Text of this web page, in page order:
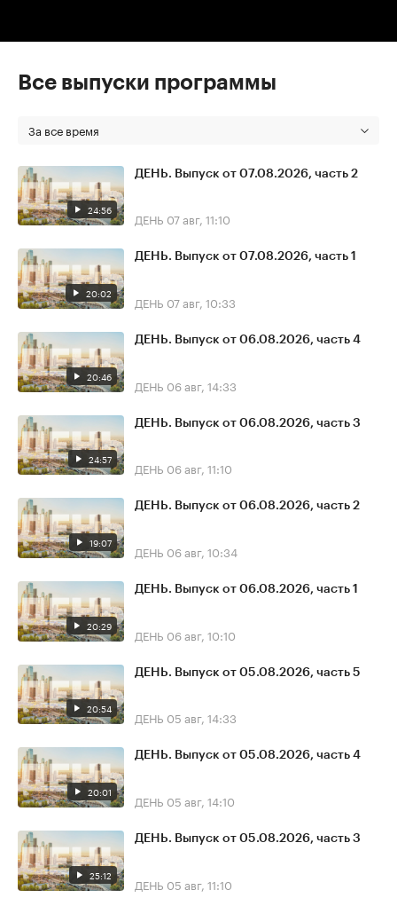
Все выпуски программы
За все время
24:56
ДЕНЬ. Выпуск от 07.08.2026, часть 2
ДЕНЬ 07 авг, 11:10
20:02
ДЕНЬ. Выпуск от 07.08.2026, часть 1
ДЕНЬ 07 авг, 10:33
20:46
ДЕНЬ. Выпуск от 06.08.2026, часть 4
ДЕНЬ 06 авг, 14:33
24:57
ДЕНЬ. Выпуск от 06.08.2026, часть 3
ДЕНЬ 06 авг, 11:10
19:07
ДЕНЬ. Выпуск от 06.08.2026, часть 2
ДЕНЬ 06 авг, 10:34
20:29
ДЕНЬ. Выпуск от 06.08.2026, часть 1
ДЕНЬ 06 авг, 10:10
20:54
ДЕНЬ. Выпуск от 05.08.2026, часть 5
ДЕНЬ 05 авг, 14:33
20:01
ДЕНЬ. Выпуск от 05.08.2026, часть 4
ДЕНЬ 05 авг, 14:10
25:12
ДЕНЬ. Выпуск от 05.08.2026, часть 3
ДЕНЬ 05 авг, 11:10